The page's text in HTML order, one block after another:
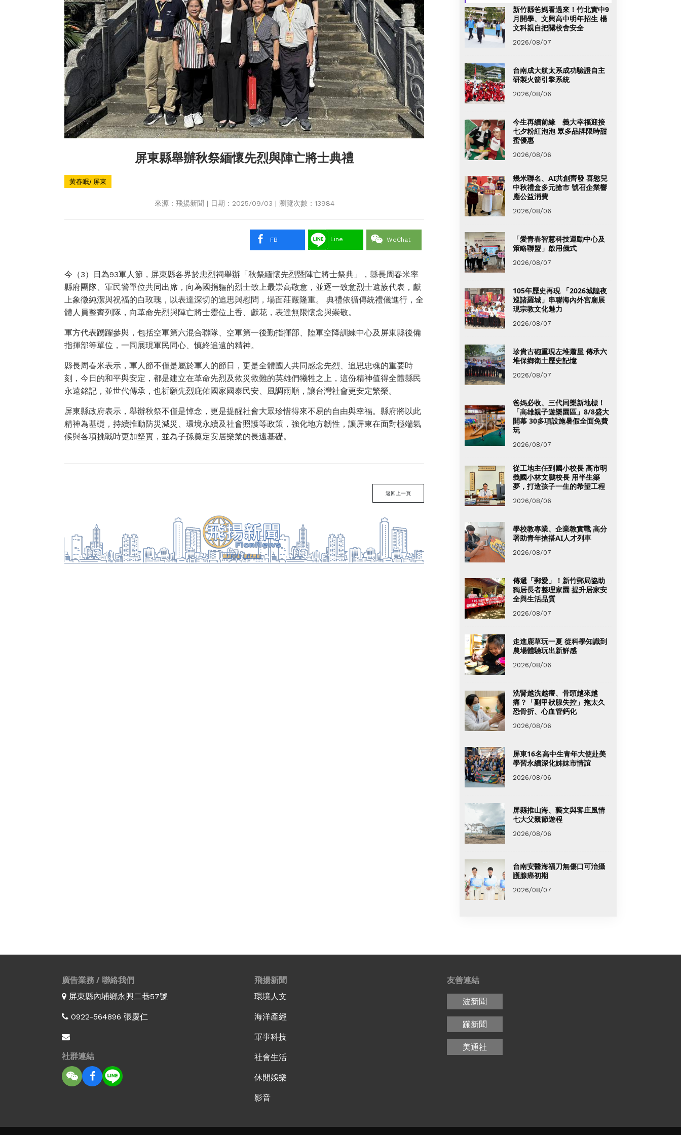
屏東縣舉辦秋祭緬懷先烈與陣亡將士典禮
黃春眠/ 屏東
來源：飛揚新聞 | 日期：2025/09/03 | 瀏覽次數：13984
FB Line WeChat
今（3）日為93軍人節，屏東縣各界於忠烈祠舉辦「秋祭緬懷先烈暨陣亡將士祭典」，縣長周春米率
縣府團隊、軍民警單位共同出席，向為國捐軀的烈士致上最崇高敬意，並逐一致意烈士遺族代表，獻
上象徵純潔與祝福的白玫瑰，以表達深切的追思與慰問，場面莊嚴隆重。 典禮依循傳統禮儀進行，全
體人員整齊列隊，向革命先烈與陣亡將士靈位上香、獻花，表達無限懷念與崇敬。
軍方代表踴躍參與，包括空軍第六混合聯隊、空軍第一後勤指揮部、陸軍空降訓練中心及屏東縣後備
指揮部等單位，一同展現軍民同心、慎終追遠的精神。
縣長周春米表示，軍人節不僅是屬於軍人的節日，更是全體國人共同感念先烈、追思忠魂的重要時
刻，今日的和平與安定，都是建立在革命先烈及救災救難的英雄們犧牲之上，這份精神值得全體縣民
永遠銘記，並世代傳承，也祈願先烈庇佑國家國泰民安、風調雨順，讓台灣社會更安定繁榮。
屏東縣政府表示，舉辦秋祭不僅是悼念，更是提醒社會大眾珍惜得來不易的自由與幸福。縣府將以此
精神為基礎，持續推動防災減災、環境永續及社會照護等政策，強化地方韌性，讓屏東在面對極端氣
候與各項挑戰時更加堅實，並為子孫奠定安居樂業的長遠基礎。
返回上一頁
新竹縣爸媽看過來！竹北實中9
月開學、文興高中明年招生 楊
文科親自把關校舍安全
2026/08/07
台南成大航太系成功驗證自主
研製火箭引擎系統
2026/08/06
今生再續前緣 義大幸福迎接
七夕粉紅泡泡 眾多品牌限時甜
蜜優惠
2026/08/06
幾米聯名、AI共創齊發 喜憨兒
中秋禮盒多元搶市 號召企業響
應公益消費
2026/08/06
「愛青春智慧科技運動中心及
策略聯盟」啟用儀式
2026/08/07
105年歷史再現 「2026城隍夜
巡諸羅城」串聯海內外宮廟展
現宗教文化魅力
2026/08/07
珍貴古砲重現左堆蕭屋 傳承六
堆保鄉衛土歷史記憶
2026/08/07
爸媽必收、三代同樂新地標！
「高雄親子遊樂園區」8/8盛大
開幕 30多項設施暑假全面免費
玩
2026/08/07
從工地主任到國小校長 高市明
義國小林文鵬校長 用半生築
夢，打造孩子一生的希望工程
2026/08/06
學校教專業、企業教實戰 高分
署助青年搶搭AI人才列車
2026/08/07
傳遞「郵愛」！新竹郵局協助
獨居長者整理家園 提升居家安
全與生活品質
2026/08/07
走進鹿草玩一夏 從科學知識到
農場體驗玩出新鮮感
2026/08/06
洗腎越洗越癢、骨頭越來越
痛？「副甲狀腺失控」拖太久
恐骨折、心血管鈣化
2026/08/06
屏東16名高中生青年大使赴美
學習永續深化姊妹市情誼
2026/08/06
屏縣推山海、藝文與客庄風情
七大父親節遊程
2026/08/06
台南安醫海福刀無傷口可治攝
護腺癌初期
2026/08/07
廣告業務 / 聯絡我們
屏東縣內埔鄉永興二巷57號
0922-564896 張慶仁
社群連結
飛揚新聞
環境人文
海洋產經
軍事科技
社會生活
休閒娛樂
影音
友善連結
波新聞
蹦新聞
美通社